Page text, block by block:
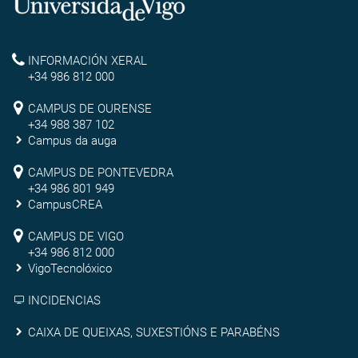
Universidade
Vigo
Reitoría
INFORMACIÓN XERAL
+34 986 812 000
Campus
de
Ourense
CAMPUS DE OURENSE
+34 988 387 102
Campus da auga
Campus
de
Pontevedra
CAMPUS DE PONTEVEDRA
+34 986 801 949
CampusCREA
Campus
de
Vigo
CAMPUS DE VIGO
+34 986 812 000
VigoTecnolóxico
INCIDENCIAS
Caixa
CAIXA DE QUEIXAS, SUXESTIÓNS E PARABÉNS